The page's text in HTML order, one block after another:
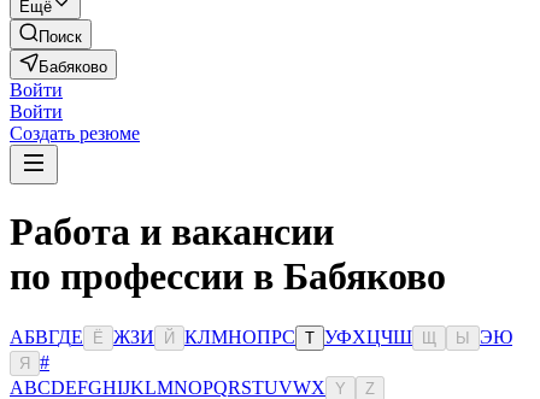
Ещё
Поиск
Бабяково
Войти
Войти
Создать резюме
Работа и вакансии
по профессии в Бабяково
АБВГДЕ Ё ЖЗИ Й КЛМНОПРС Т УФХЦЧШ Ы ЭЮ
Я
#
ABCDEFGHIJKLMNOPQRSTUVWX Y Z